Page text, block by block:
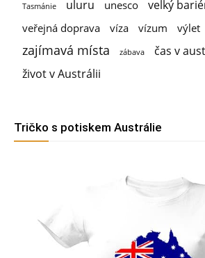
Tasmánie uluru unesco velký
veřejná doprava víza vízum výlet
zajímavá místa zábava
čas v
život v Austrálii
Tričko s potiskem Austrálie